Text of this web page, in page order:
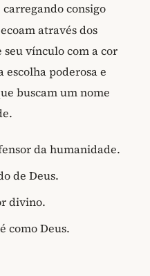
consigo
através dos
seu vínculo com a cor
poderosa e
buscam um nome
da humanidade.
de Deus.
divino.
como Deus.